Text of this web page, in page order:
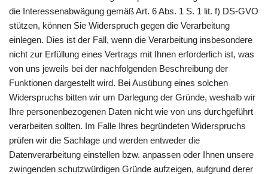
die Interessenabwägung gemäß Art. 6 Abs. 1 S. 1 lit. f) DS-GVO
stützen, können Sie Widerspruch gegen die Verarbeitung
einlegen. Dies ist der Fall, wenn die Verarbeitung insbesondere
nicht zur Erfüllung eines Vertrags mit Ihnen erforderlich ist, was
von uns jeweils bei der nachfolgenden Beschreibung der
Funktionen dargestellt wird. Bei Ausübung eines solchen
Widerspruchs bitten wir um Darlegung der Gründe, weshalb wir
Ihre personenbezogenen Daten nicht wie von uns durchgeführt
verarbeiten sollten. Im Falle Ihres begründeten Widerspruchs
prüfen wir die Sachlage und werden entweder die
Datenverarbeitung einstellen bzw. anpassen oder Ihnen unsere
zwingenden schutzwürdigen Gründe aufzeigen, aufgrund derer